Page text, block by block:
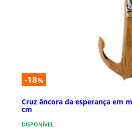
-18%
Cruz âncora da esperança em
cm
DISPONÍVEL